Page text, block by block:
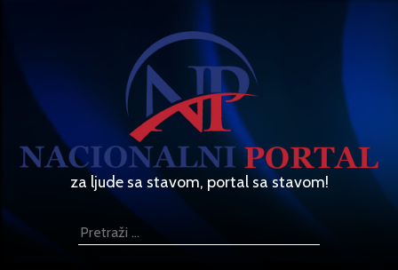
za ljude sa stavom, portal sa stavom!